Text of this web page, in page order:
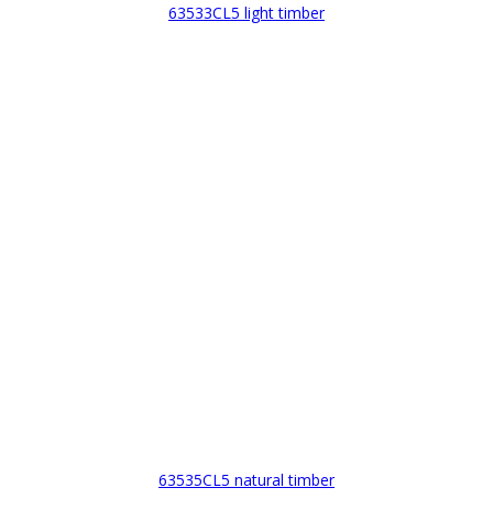
63533CL5 light timber
63535CL5 natural timber